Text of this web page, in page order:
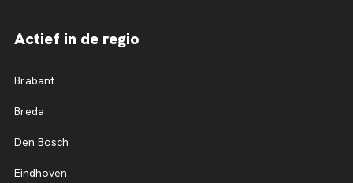
Actief in de regio
Brabant
Breda
Den Bosch
Eindhoven